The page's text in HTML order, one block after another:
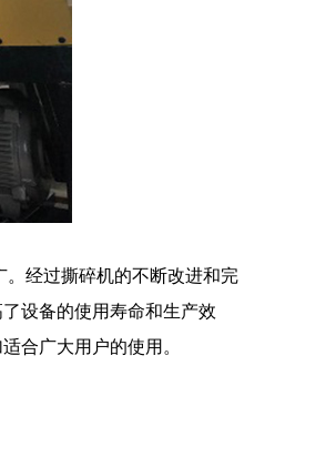
经过撕碎机的不断改进和完
设备的使用寿命和生产效
合广大用户的使用。